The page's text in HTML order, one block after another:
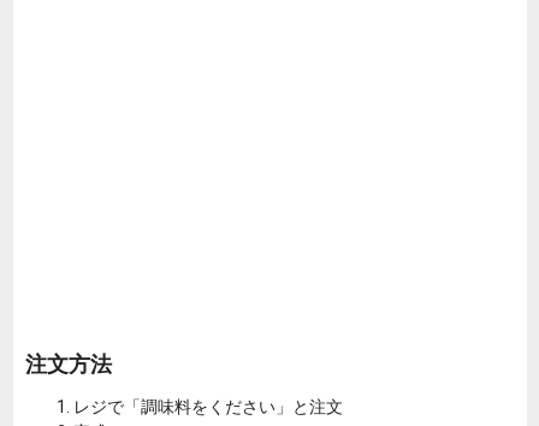
注文方法
レジで「調味料をください」と注文